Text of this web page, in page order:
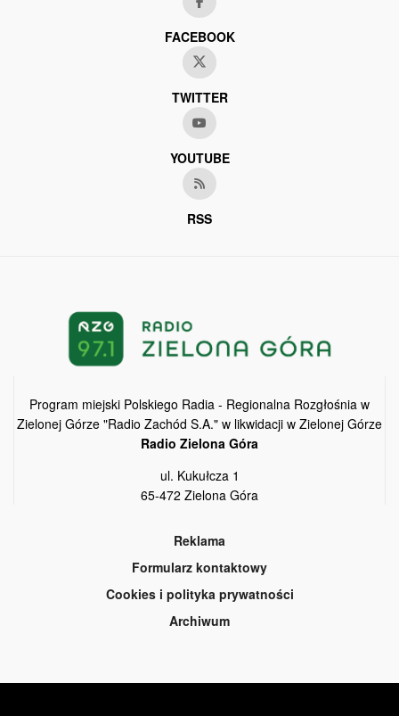
FACEBOOK
TWITTER
YOUTUBE
RSS
Program miejski Polskiego Radia - Regionalna Rozgłośnia w
Zielonej Górze "Radio Zachód S.A." w likwidacji w Zielonej Górze
Radio Zielona Góra
ul. Kukułcza 1
65-472 Zielona Góra
Reklama
Formularz kontaktowy
Cookies i polityka prywatności
Archiwum